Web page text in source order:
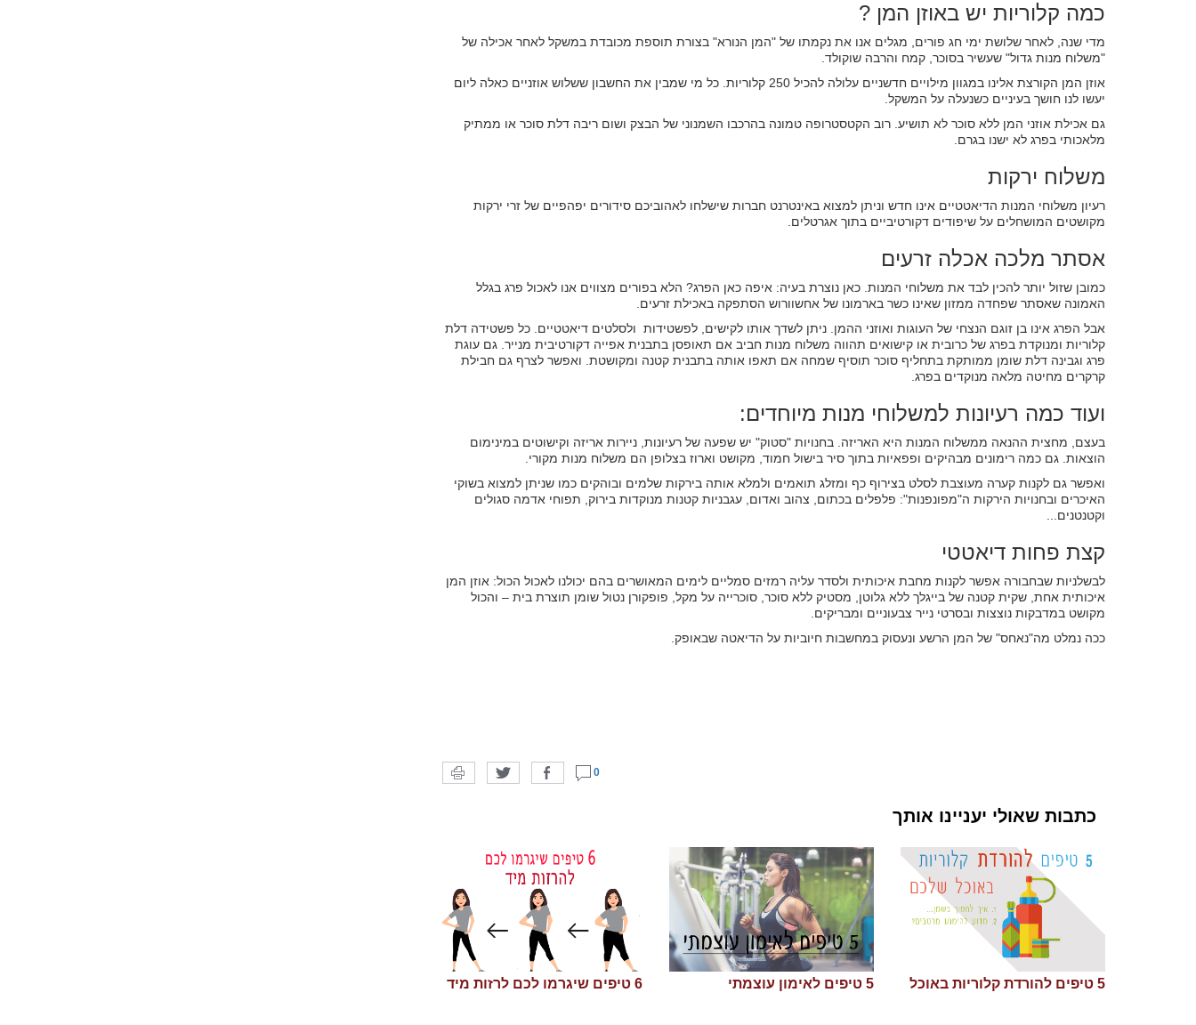
כמה קלוריות יש באוזן המן ?
מדי שנה, לאחר שלושת ימי חג פורים, מגלים אנו את נקמתו של "המן הנורא" בצורת תוספת מכובדת במשקל לאחר אכילה של
"משלוח מנות גדול" שעשיר בסוכר, קמח והרבה שוקולד.
אוזן המן הקורצת אלינו במגוון מילויים חדשניים עלולה להכיל 250 קלוריות. כל מי שמבין את החשבון ששלוש אוזניים כאלה ליום
יעשו לנו חושך בעיניים כשנעלה על המשקל.
גם אכילת אוזני המן ללא סוכר לא תושיע. רוב הקטסטרופה טמונה בהרכבו השמנוני של הבצק ושום ריבה דלת סוכר או ממתיק
מלאכותי בפרג לא ישנו בגרם.
משלוח ירקות
רעיון משלוחי המנות הדיאטטיים אינו חדש וניתן למצוא באינטרנט חברות שישלחו לאהוביכם סידורים יפהפיים של זרי ירקות
מקושטים המושחלים על שיפודים דקורטיביים בתוך אגרטלים.
אסתר מלכה אכלה זרעים
כמובן שזול יותר להכין לבד את משלוחי המנות. כאן נוצרת בעיה: איפה כאן הפרג? הלא בפורים מצווים אנו לאכול פרג בגלל
האמונה שאסתר שפחדה ממזון שאינו כשר בארמונו של אחשוורוש הסתפקה באכילת זרעים.
אבל הפרג אינו בן זוגם הנצחי של העוגות ואוזני ההמן. ניתן לשדך אותו לקישים, לפשטידות ולסלטים דיאטטיים. כל פשטידה דלת
קלוריות ומנוקדת בפרג של כרובית או קישואים תהווה משלוח מנות חביב אם תאופסן בתבנית אפייה דקורטיבית מנייר. גם עוגת
פרג וגבינה דלת שומן ממותקת בתחליף סוכר תוסיף שמחה אם תאפו אותה בתבנית קטנה ומקושטת. ואפשר לצרף גם חבילת
קרקרים מחיטה מלאה מנוקדים בפרג.
ועוד כמה רעיונות למשלוחי מנות מיוחדים:
בעצם, מחצית ההנאה ממשלוח המנות היא האריזה. בחנויות "סטוק" יש שפעה של רעיונות, ניירות אריזה וקישוטים במינימום
הוצאות. גם כמה רימונים מבהיקים ופפאיות בתוך סיר בישול חמוד, מקושט וארוז בצלופן הם משלוח מנות מקורי.
ואפשר גם לקנות קערה מעוצבת לסלט בצירוף כף ומזלג תואמים ולמלא אותה בירקות שלמים ובוהקים כמו שניתן למצוא בשוקי
האיכרים ובחנויות הירקות ה"מפונפנות": פלפלים בכתום, צהוב ואדום, עגבניות קטנות מנוקדות בירוק, תפוחי אדמה סגולים
וקטנטנים...
קצת פחות דיאטטי
לבשלניות שבחבורה אפשר לקנות מחבת איכותית ולסדר עליה רמזים סמליים לימים המאושרים בהם יכולנו לאכול הכול: אוזן המן
איכותית אחת, שקית קטנה של בייגלך ללא גלוטן, מסטיק ללא סוכר, סוכרייה על מקל, פופקורן נטול שומן תוצרת בית – והכול
מקושט במדבקות נוצצות ובסרטי נייר צבעוניים ומבריקים.
ככה נמלט מה"נאחס" של המן הרשע ונעסוק במחשבות חיוביות על הדיאטה שבאופק.
0
כתבות שאולי יעניינו אותך
5 טיפים להורדת קלוריות באוכל 5 טיפים לאימון עוצמתי 6 טיפים שיגרמו לכם לרזות מיד